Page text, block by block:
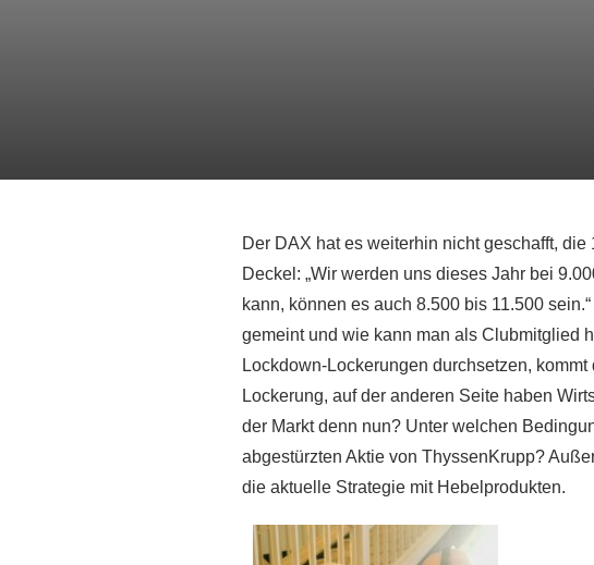
Der DAX hat es weiterhin nicht geschafft,
Deckel: „Wir werden uns dieses Jahr bei
kann, können es auch 8.500 bis 11.500
gemeint und wie kann man als Clubmitglied
Lockdown-Lockerungen durchsetzen,
Lockerung, auf der anderen Seite haben
der Markt denn nun? Unter welchen
abgestürzten Aktie von ThyssenKrupp?
die aktuelle Strategie mit Hebelprodukten.